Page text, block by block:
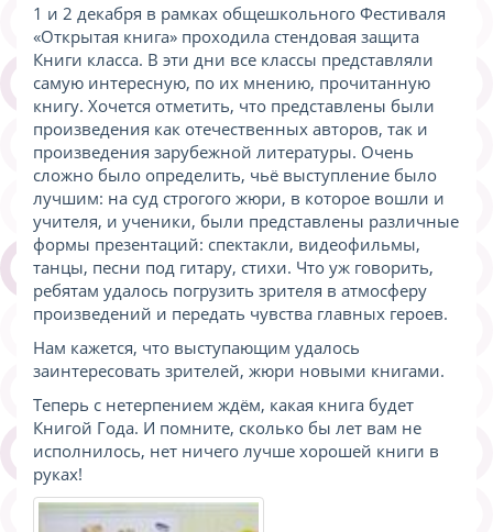
1 и 2 декабря в рамках общешкольного Фестиваля
«Открытая книга» проходила стендовая защита
Книги класса. В эти дни все классы представляли
самую интересную, по их мнению, прочитанную
книгу. Хочется отметить, что представлены были
произведения как отечественных авторов, так и
произведения зарубежной литературы. Очень
сложно было определить, чьё выступление было
лучшим: на суд строгого жюри, в которое вошли и
учителя, и ученики, были представлены различные
формы презентаций: спектакли, видеофильмы,
танцы, песни под гитару, стихи. Что уж говорить,
ребятам удалось погрузить зрителя в атмосферу
произведений и передать чувства главных героев.
Нам кажется, что выступающим удалось
заинтересовать зрителей, жюри новыми книгами.
Теперь с нетерпением ждём, какая книга будет
Книгой Года. И помните, сколько бы лет вам не
исполнилось, нет ничего лучше хорошей книги в
руках!